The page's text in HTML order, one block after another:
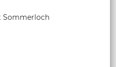
Sommerloch